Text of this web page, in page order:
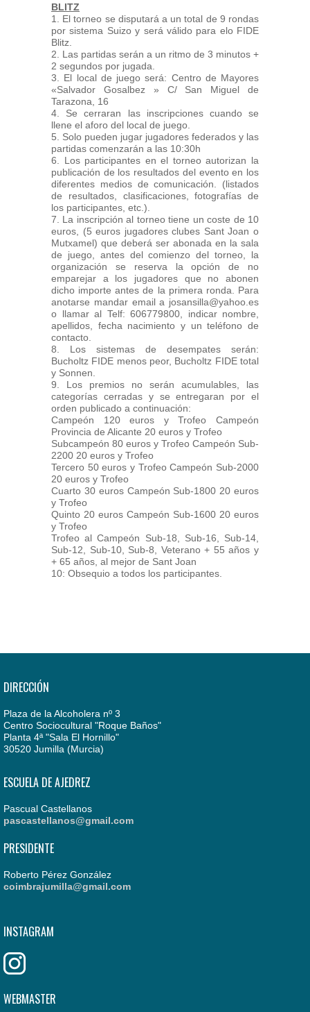
BLITZ
1. El torneo se disputará a un total de 9 rondas
por sistema Suizo y será válido para elo FIDE
Blitz.
2. Las partidas serán a un ritmo de 3 minutos +
2 segundos por jugada.
3. El local de juego será: Centro de Mayores
«Salvador Gosalbez » C/ San Miguel de
Tarazona, 16
4. Se cerraran las inscripciones cuando se
llene el aforo del local de juego.
5. Solo pueden jugar jugadores federados y las
partidas comenzarán a las 10:30h
6. Los participantes en el torneo autorizan la
publicación de los resultados del evento en los
diferentes medios de comunicación. (listados
de resultados, clasificaciones, fotografías de
los participantes, etc.).
7. La inscripción al torneo tiene un coste de 10
euros, (5 euros jugadores clubes Sant Joan o
Mutxamel) que deberá ser abonada en la sala
de juego, antes del comienzo del torneo, la
organización se reserva la opción de no
emparejar a los jugadores que no abonen
dicho importe antes de la primera ronda. Para
anotarse mandar email a josansilla@yahoo.es
o llamar al Telf: 606779800, indicar nombre,
apellidos, fecha nacimiento y un teléfono de
contacto.
8. Los sistemas de desempates serán:
Bucholtz FIDE menos peor, Bucholtz FIDE total
y Sonnen.
9. Los premios no serán acumulables, las
categorías cerradas y se entregaran por el
orden publicado a continuación:
Campeón 120 euros y Trofeo Campeón
Provincia de Alicante 20 euros y Trofeo
Subcampeón 80 euros y Trofeo Campeón Sub-
2200 20 euros y Trofeo
Tercero 50 euros y Trofeo Campeón Sub-2000
20 euros y Trofeo
Cuarto 30 euros Campeón Sub-1800 20 euros
y Trofeo
Quinto 20 euros Campeón Sub-1600 20 euros
y Trofeo
Trofeo al Campeón Sub-18, Sub-16, Sub-14,
Sub-12, Sub-10, Sub-8, Veterano + 55 años y
+ 65 años, al mejor de Sant Joan
10: Obsequio a todos los participantes.
DIRECCIÓN
Plaza de la Alcoholera nº 3
Centro Sociocultural "Roque Baños"
Planta 4ª "Sala El Hornillo"
30520 Jumilla (Murcia)
ESCUELA DE AJEDREZ
Pascual Castellanos
pascastellanos@gmail.com
PRESIDENTE
Roberto Pérez González
coimbrajumilla@gmail.com
INSTAGRAM
WEBMASTER